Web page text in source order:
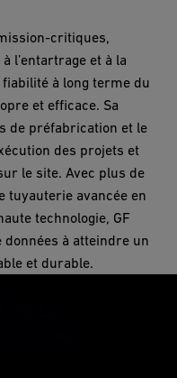
l’entartrage et à la
à long terme du
et efficace. Sa
de préfabrication et le
des projets et
le site. Avec plus de
tuyauterie avancée en
technologie, GF
à atteindre un
et durable.